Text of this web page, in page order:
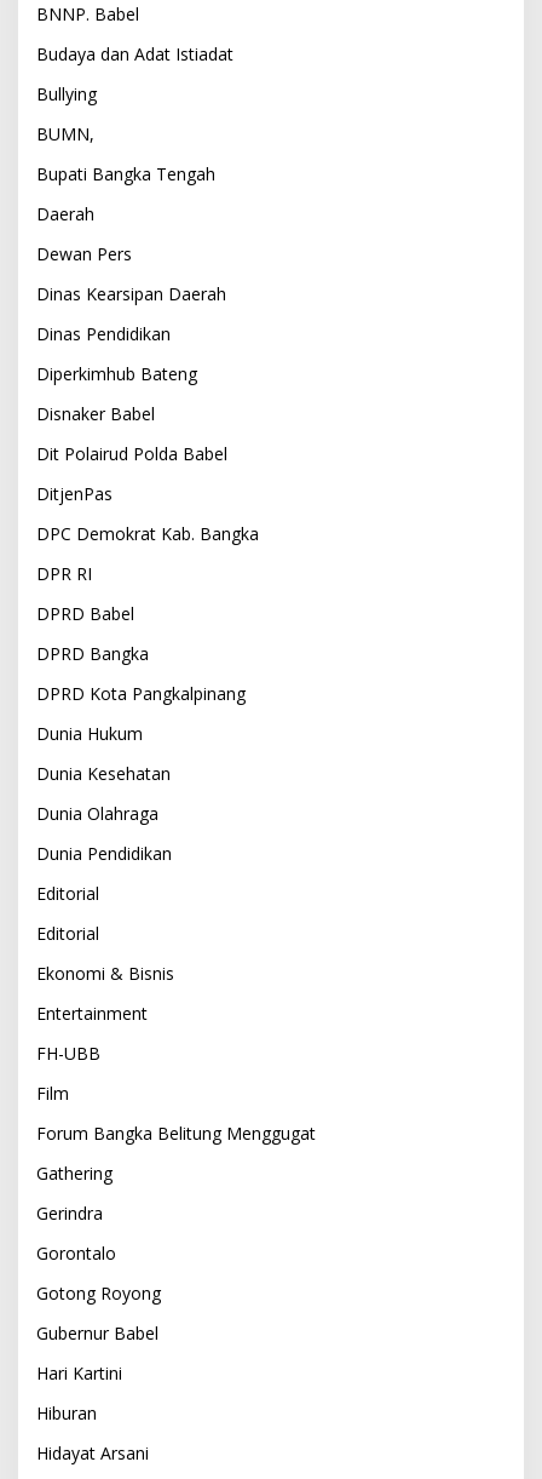
BNNP. Babel
Budaya dan Adat Istiadat
Bullying
BUMN,
Bupati Bangka Tengah
Daerah
Dewan Pers
Dinas Kearsipan Daerah
Dinas Pendidikan
Diperkimhub Bateng
Disnaker Babel
Dit Polairud Polda Babel
DitjenPas
DPC Demokrat Kab. Bangka
DPR RI
DPRD Babel
DPRD Bangka
DPRD Kota Pangkalpinang
Dunia Hukum
Dunia Kesehatan
Dunia Olahraga
Dunia Pendidikan
Editorial
Editorial
Ekonomi & Bisnis
Entertainment
FH-UBB
Film
Forum Bangka Belitung Menggugat
Gathering
Gerindra
Gorontalo
Gotong Royong
Gubernur Babel
Hari Kartini
Hiburan
Hidayat Arsani